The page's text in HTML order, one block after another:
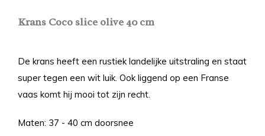
Krans Coco slice olive 40 cm
De krans heeft een rustiek landelijke uitstraling en staat
super tegen een wit luik. Ook liggend op een Franse
vaas komt hij mooi tot zijn recht.
Maten: 37 - 40 cm doorsnee